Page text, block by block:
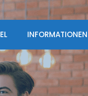
INFORMATIONEN